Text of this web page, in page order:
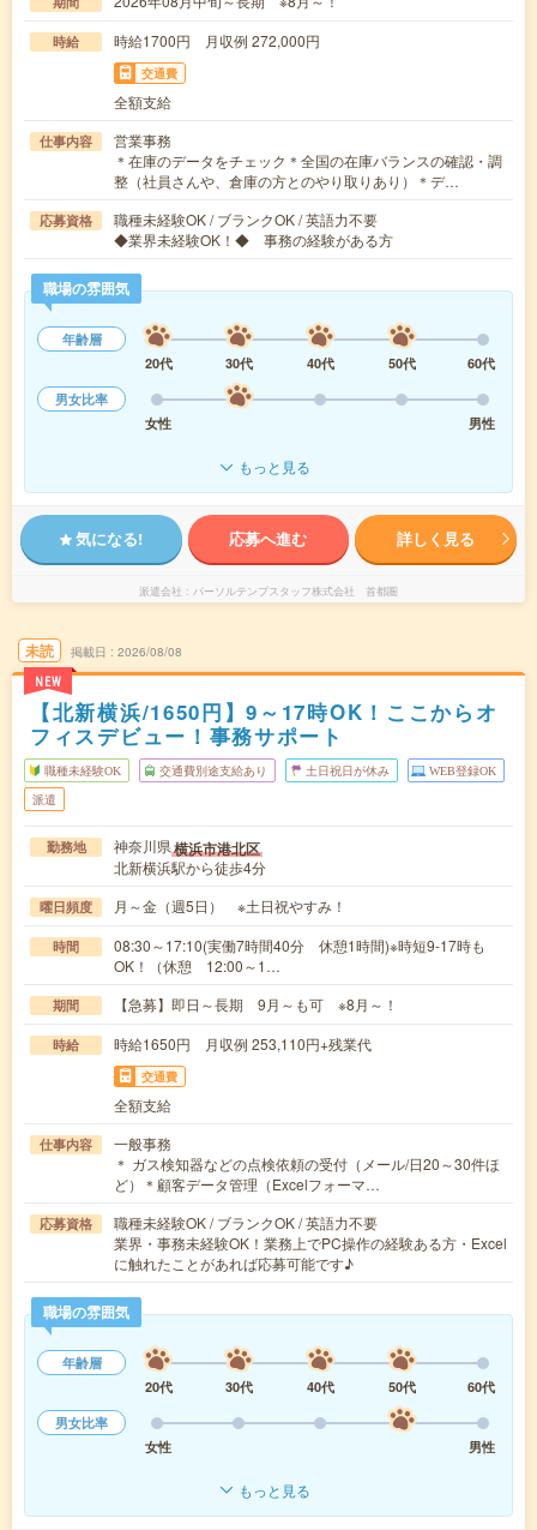
時給 時給1700円 月収例 272,000円
交通費
全額支給
仕事内容
営業事務
＊在庫のデータをチェック＊全国の在庫バランスの確認・調
整（社員さんや、倉庫の方とのやり取りあり）＊デ…
応募資格
職種未経験OK / ブランクOK / 英語力不要
◆業界未経験OK！◆ 事務の経験がある方
職場の雰囲気
年齢層
20代
30代 40代 50代
60代
男女比率
女性
男性
もっと見る
気になる! 応募へ進む 詳しく見る
派遣会社 パーソルテンプスタッフ株式会社 首都圏
未読
NEW
掲載日 2026/08/08
【北新横浜/1650円】9～17時OK！ここからオ
フィスデビュー！事務サポート
職種未経験OK 交通費別途支給あり 土日祝日が休み WEB登録OK
派遣
勤務地 神奈川県横浜市港北区
北新横浜駅から徒歩4分
曜日頻度 月～金（週5日） ※土日祝やすみ！
時間
08:30～17:10(実働7時間40分 休憩1時間)※時短9-17時も
OK！（休憩 12:00～1…
期間 【急募】即日～長期 9月～も可 ※8月～！
時給 時給1650円 月収例 253,110円+残業代
交通費
全額支給
仕事内容
一般事務
＊ ガス検知器などの点検依頼の受付（メール/日20～30件ほ
ど）＊顧客データ管理（Excelフォーマ…
応募資格
職種未経験OK / ブランクOK / 英語力不要
業界・事務未経験OK！業務上でPC操作の経験ある方・Excel
に触れたことがあれば応募可能です♪
職場の雰囲気
年齢層
20代
30代 40代 50代
60代
男女比率
女性
男性
もっと見る